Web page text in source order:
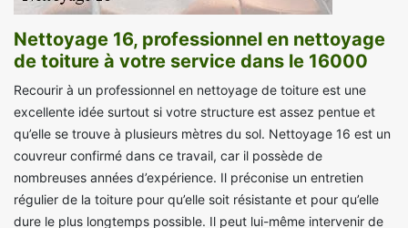
Nettoyage 16, professionnel en nettoyage
de toiture à votre service dans le 16000
Recourir à un professionnel en nettoyage de toiture est une
excellente idée surtout si votre structure est assez pentue et
qu’elle se trouve à plusieurs mètres du sol. Nettoyage 16 est un
couvreur confirmé dans ce travail, car il possède de
nombreuses années d’expérience. Il préconise un entretien
régulier de la toiture pour qu’elle soit résistante et pour qu’elle
dure le plus longtemps possible. Il peut lui-même intervenir de